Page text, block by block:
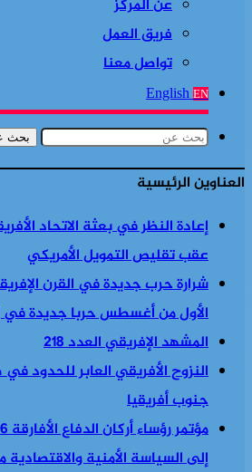
عن المركز
فريق العمل
تواصل معنا
English EN
بحث
العناوين الرئيسية
إعادة النظر في بعثة الاتحاد
عقب تقليص التمويل الأمريكي
شرارة حرب جديدة في القرن
الأول من أغسطس حربا جديدة في
المشهد الإفريقي العدد 218
جنوب أفريقيا
إلى السياسة الأمنية والاقتصادية